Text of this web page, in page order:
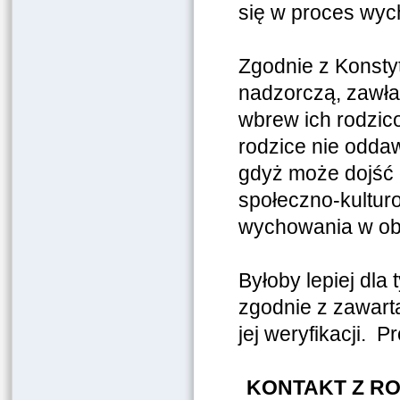
się w proces
Zgodnie z
nadzorczą,
wbrew ich
rodzice nie
gdyż może
społeczno-
wychowania w
Byłoby lepiej
zgodnie z
jej weryfikacji.
KONTAKT Z